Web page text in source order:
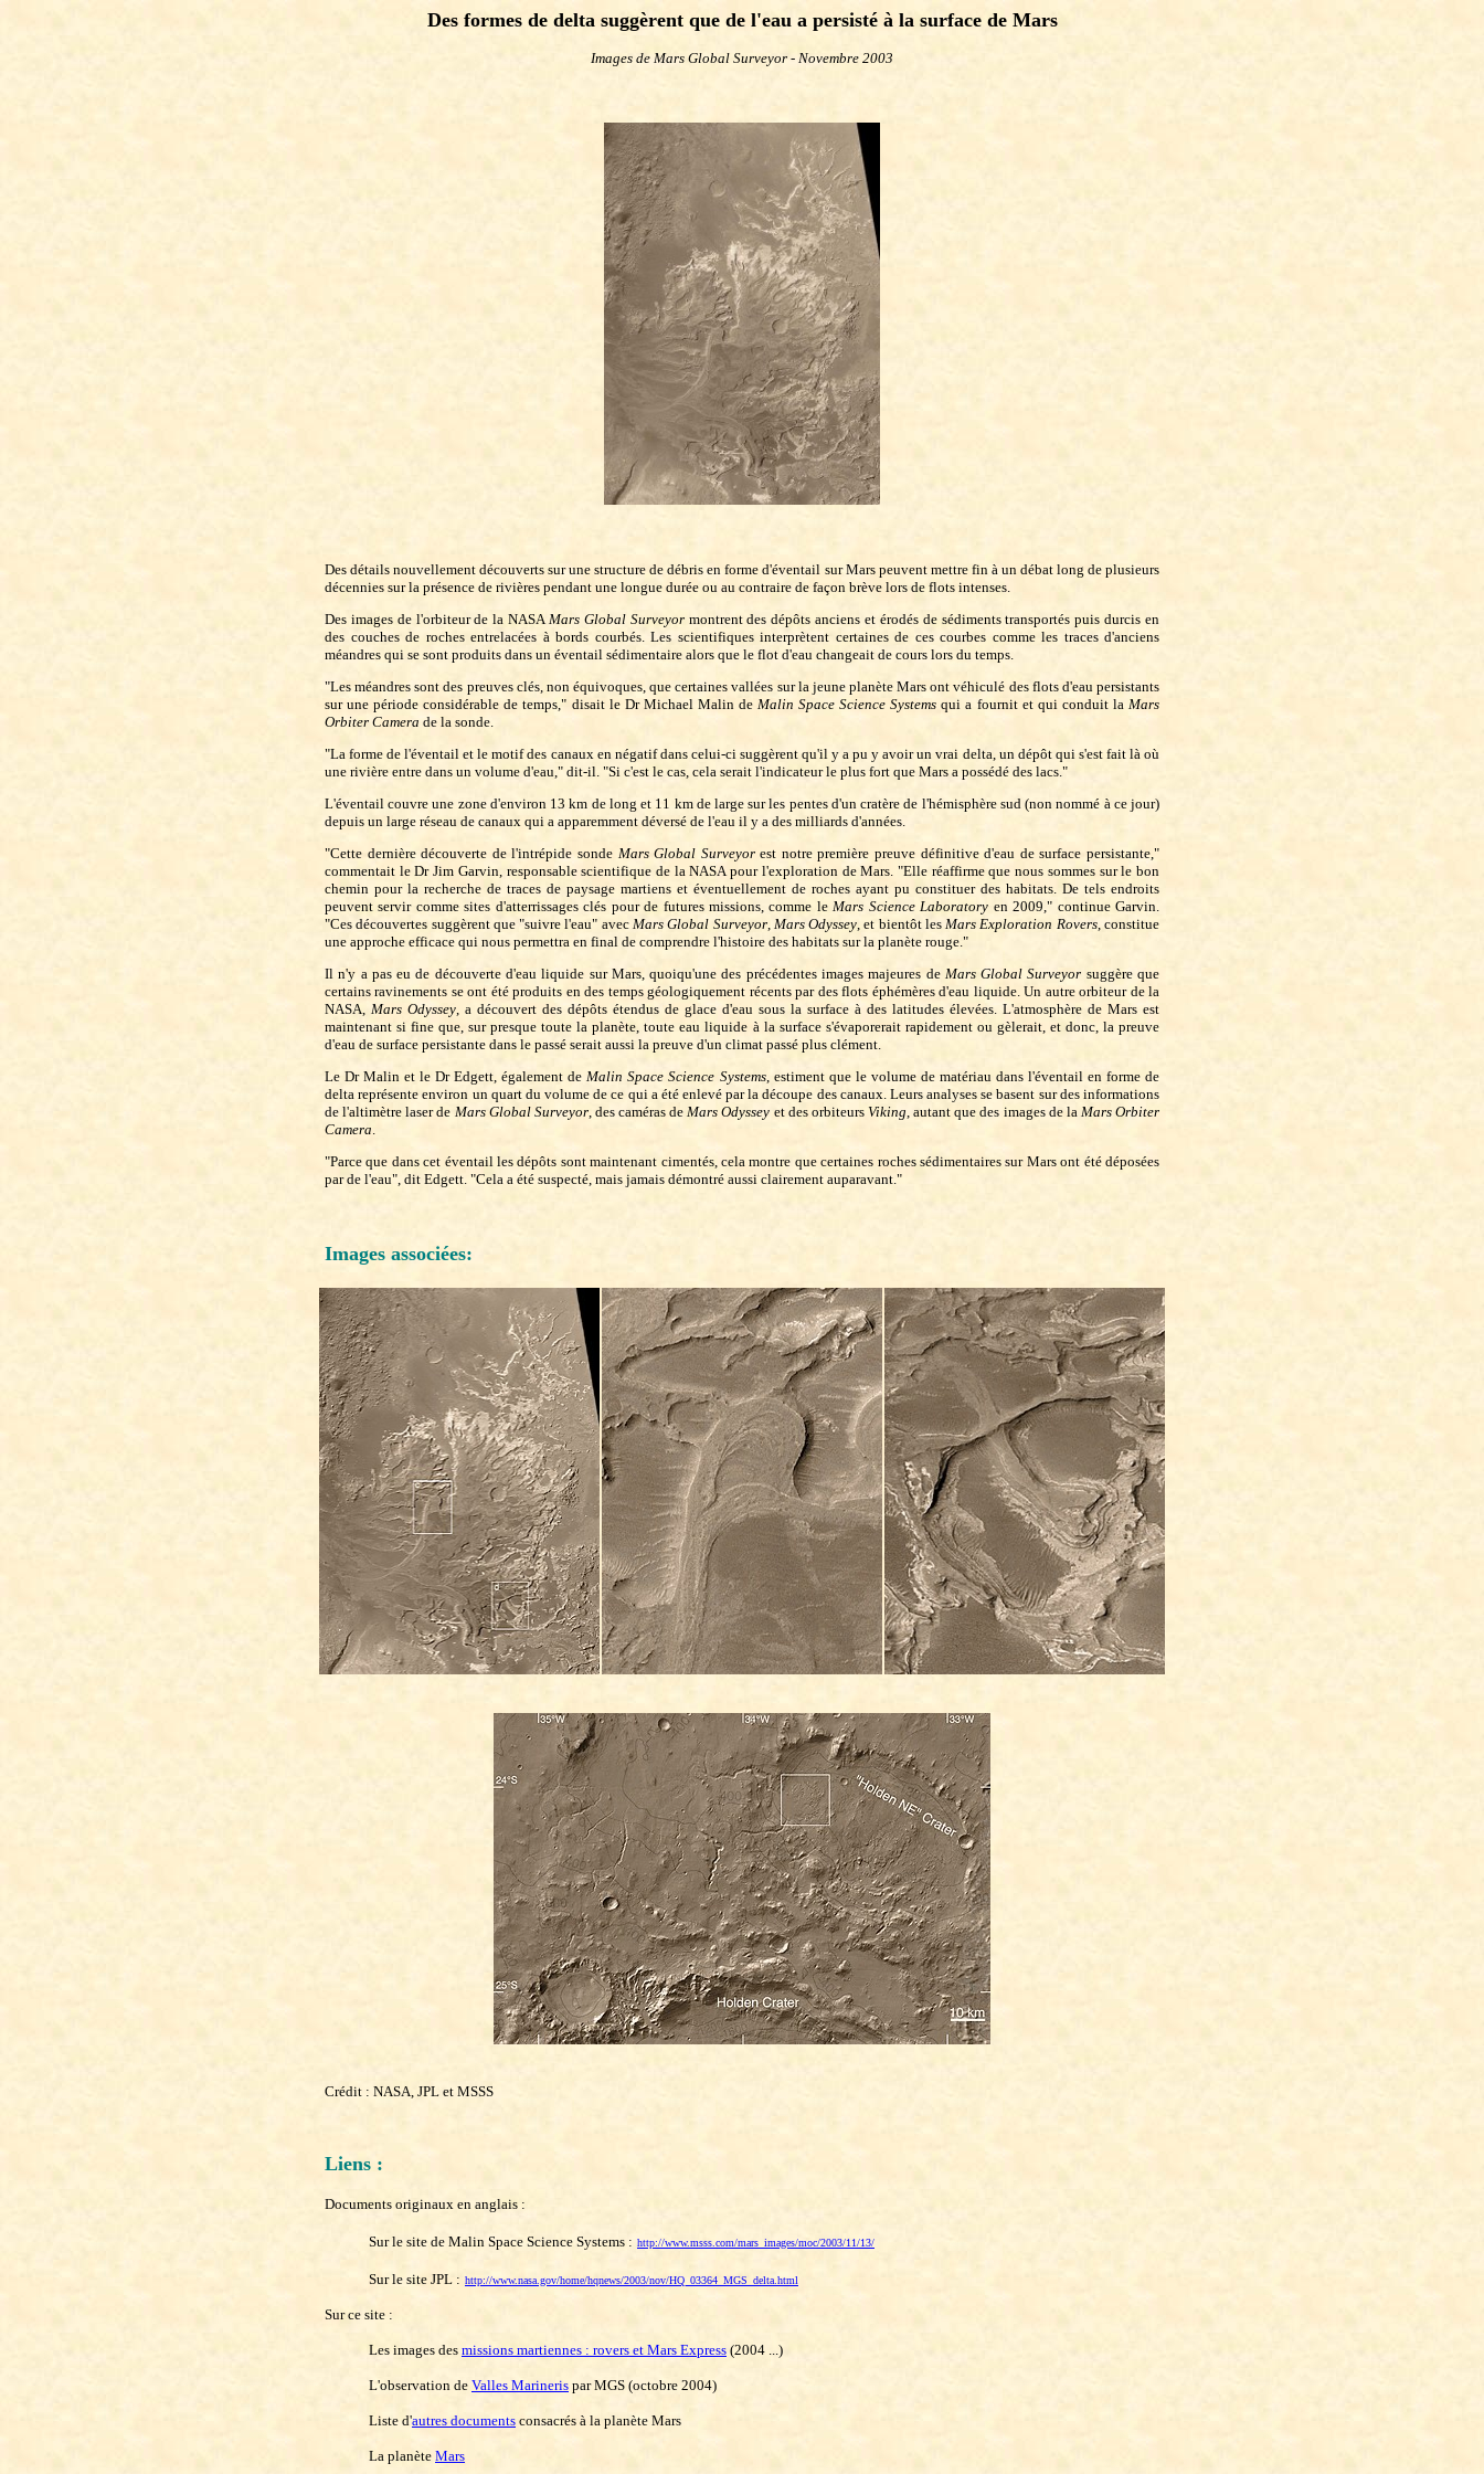
Des formes de delta suggèrent que de l'eau a persisté à la surface de Mars
Images de Mars Global Surveyor - Novembre 2003
Des détails nouvellement découverts sur une structure de débris en forme d'éventail sur Mars peuvent mettre fin à un débat long de plusieurs
décennies sur la présence de rivières pendant une longue durée ou au contraire de façon brève lors de flots intenses.
Des images de l'orbiteur de la NASAMars Global Surveyormontrent des dépôts anciens et érodés de sédiments transportés puis durcis en
des couches de roches entrelacées à bords courbés. Les scientifiques interprètent certaines de ces courbes comme les traces d'anciens
méandres qui se sont produits dans un éventail sédimentaire alors que le flot d'eau changeait de cours lors du temps.
"Les méandres sont des preuves clés, non équivoques, que certaines vallées sur la jeune planète Mars ont véhiculé des flots d'eau persistants
sur une période considérable de temps," disait le Dr Michael Malin deMalin Space Science Systems qui a fournit et qui conduit laMars
Orbiter Camera de la sonde.
"La forme de l'éventail et le motif des canaux en négatif dans celui-ci suggèrent qu'il y a pu y avoir un vrai delta, un dépôt qui s'est fait là où
une rivière entre dans un volume d'eau," dit-il. "Si c'est le cas, cela serait l'indicateur le plus fort que Mars a possédé des lacs."
L'éventail couvre une zone d'environ 13 km de long et 11 km de large sur les pentes d'un cratère de l'hémisphère sud (non nommé à ce jour)
depuis un large réseau de canaux qui a apparemment déversé de l'eau il y a des milliards d'années.
"Cette dernière découverte de l'intrépide sonde Mars Global Surveyorest notre première preuve définitive d'eau de surface persistante,"
commentait le Dr Jim Garvin, responsable scientifique de la NASA pour l'exploration de Mars. "Elle réaffirme que nous sommes sur le bon
chemin pour la recherche de traces de paysage martiens et éventuellement de roches ayant pu constituer des habitats. De tels endroits
peuvent servir comme sites d'atterrissages clés pour de futures missions, comme leMars Science Laboratory en 2009," continue Garvin.
"Ces découvertes suggèrent que "suivre l'eau" avec Mars Global Surveyor, Mars Odyssey, et bientôt lesMars Exploration Rovers, constitue
une approche efficace qui nous permettra en final de comprendre l'histoire des habitats sur la planète rouge."
Il n'y a pas eu de découverte d'eau liquide sur Mars, quoiqu'une des précédentes images majeures de Mars Global Surveyor suggère que
certains ravinements se ont été produits en des temps géologiquement récents par des flots éphémères d'eau liquide. Un autre orbiteur de la
NASA, Mars Odyssey, a découvert des dépôts étendus de glace d'eau sous la surface à des latitudes élevées. L'atmosphère de Mars est
maintenant si fine que, sur presque toute la planète, toute eau liquide à la surface s'évaporerait rapidement ou gèlerait, et donc, la preuve
d'eau de surface persistante dans le passé serait aussi la preuve d'un climat passé plus clément.
Le Dr Malin et le Dr Edgett, également deMalin Space Science Systems, estiment que le volume de matériau dans l'éventail en forme de
delta représente environ un quart du volume de ce qui a été enlevé par la découpe des canaux. Leurs analyses se basent sur des informations
de l'altimètre laser de Mars Global Surveyor, des caméras deMars Odyssey et des orbiteurs Viking, autant que des images de la Mars Orbiter
Camera.
"Parce que dans cet éventail les dépôts sont maintenant cimentés, cela montre que certaines roches sédimentaires sur Mars ont été déposées
par de l'eau", dit Edgett. "Cela a été suspecté, mais jamais démontré aussi clairement auparavant."
Images associées:
Crédit : NASA, JPL et MSSS
Liens :
Documents originaux en anglais :
Sur le site de Malin Space Science Systems : http://www.msss.com/mars_images/moc/2003/11/13/
Sur le site JPL : http://www.nasa.gov/home/hqnews/2003/nov/HQ_03364_MGS_delta.html
Sur ce site :
Les images des missions martiennes : rovers et Mars Express (2004 ...)
L'observation de Valles Marineris par MGS (octobre 2004)
Liste d'autres documents consacrés à la planète Mars
La planète Mars